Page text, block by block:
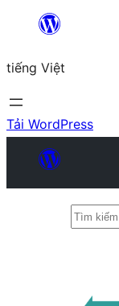
Chuyển
phần
nội
dung
tiếng Việt
Tải WordPress
Tìm